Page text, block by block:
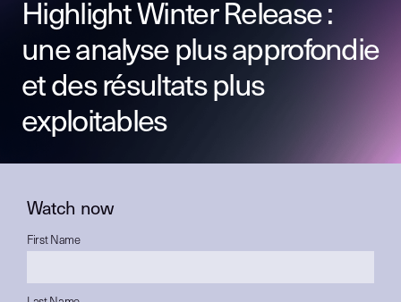
Highlight Winter Release :
une analyse plus approfondie
et des résultats plus
exploitables
Watch now
First Name